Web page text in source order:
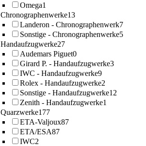
Omega1
Chronographenwerke13
Landeron - Chronographenwerk7
Sonstige - Chronographenwerke5
Handaufzugwerke27
Audemars Piguet0
Girard P. - Handaufzugwerke3
IWC - Handaufzugwerke9
Rolex - Handaufzugwerke2
Sonstige - Handaufzugwerke12
Zenith - Handaufzugwerke1
Quarzwerke177
ETA-Valjoux87
ETA/ESA87
IWC2